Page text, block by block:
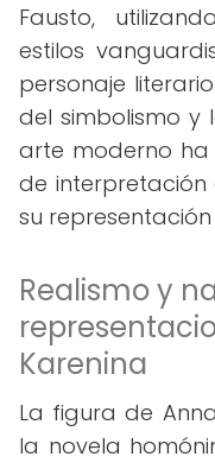
Fausto,
estilos
personaje
del simbolismo y
arte moderno
de interpretación
su
Realismo y
Karenina
La figura de
la novela